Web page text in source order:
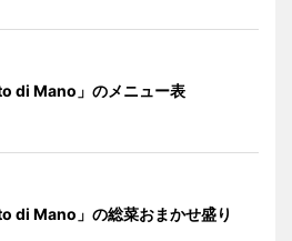
di Mano」のメニュー表
di Mano」の総菜おまかせ盛り